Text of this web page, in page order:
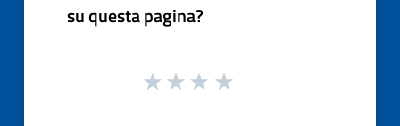
su questa pagina?